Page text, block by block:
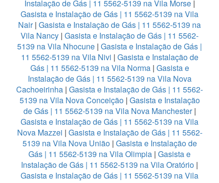
Instalação de Gás | 11 5562-5139 na Vila Morse|
Gasista e Instalação de Gás | 11 5562-5139 na Vila
Nair| Gasista e Instalação de Gás | 11 5562-5139 na
Vila Nancy | Gasista e Instalação de Gás | 11 5562-
5139 na Vila Nhocune | Gasista e Instalação de Gás |
11 5562-5139 na Vila Nivi | Gasista e Instalação de
Gás | 11 5562-5139 na Vila Norma| Gasista e
Instalação de Gás | 11 5562-5139 na Vila Nova
Cachoeirinha | Gasista e Instalação de Gás | 11 5562-
5139 na Vila Nova Conceição| Gasista e Instalação
de Gás | 11 5562-5139 na Vila Nova Manchester|
Gasista e Instalação de Gás | 11 5562-5139 na Vila
Nova Mazzei | Gasista e Instalação de Gás | 11 5562-
5139 na Vila Nova União| Gasista e Instalação de
Gás | 11 5562-5139 na Vila Olimpia | Gasista e
Instalação de Gás | 11 5562-5139 na Vila Oratório |
Gasista e Instalação de Gás | 11 5562-5139 na Vila